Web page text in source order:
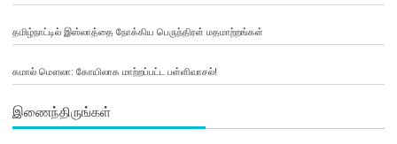
தமிழ்நாட்டில் இஸ்லாத்தை நோக்கிய பெருந்திரள் மதமாற்றங்கள்
கமால் மௌலா: கோயிலாக மாற்றப்பட்ட பள்ளிவாசல்!
இணைந்திருங்கள்